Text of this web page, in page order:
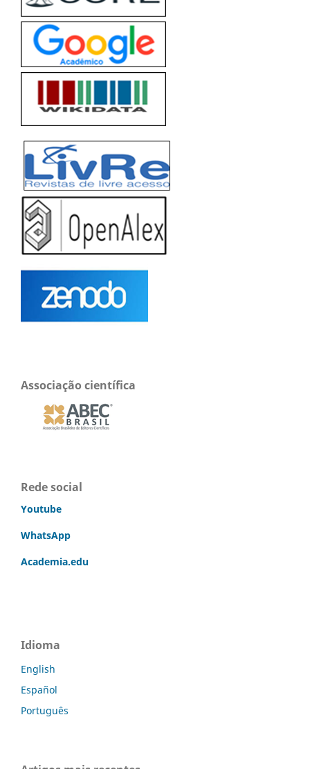
Associação científica
Rede social
Youtube
WhatsApp
Academia.edu
Idioma
English
Español
Português